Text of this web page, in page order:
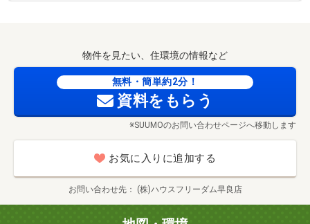
豊富な見学会をご用意しています。
～☆～☆～見学会の内容～☆～☆～
弊社スタッフが福岡市内含め全物件をご案内します
①ご希望条件のご相談（約30分～）
②資金計画・住宅ローンご相談（約30分～）
④今が購入時期なのか把握したい（約60分～）
物件を見たい、住環境の情報など
無料・簡単約2分！
資料をもらう
※SUUMOのお問い合わせページへ移動します
お気に入りに追加する
お問い合わせ先 (株)ハウスフリーダム早良店